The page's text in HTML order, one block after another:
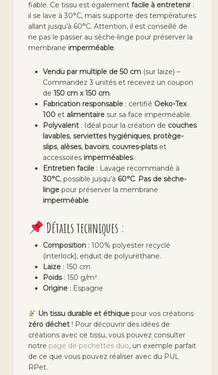
fiable. Ce tissu est égalementfacile à entretenir:
il se lave à 30°C, mais supporte des températures
allant jusqu’à 60°C. Attention, il est conseillé de
ne pas le passer au sèche-linge pour préserver la
membrane imperméable.
Vendu par multiple de 50 cm (sur laize) –
Commandez 3 unités et recevez un coupon
de150 cm x 150 cm.
Fabrication responsable : certifié Oeko-Tex
100 et alimentaire sur sa face imperméable.
Polyvalent : Idéal pour la création de couches
lavables,serviettes hygiéniques,protège-
slips, alèses, bavoirs, couvres-platset
accessoires imperméables.
Entretien facile : Lavage recommandé à
30°C, possible jusqu’à 60°C. Pas de sèche-
linge pour préserver la membrane
imperméable.
Détails techniques :
Composition : 100% polyester recyclé
(interlock), enduit de polyuréthane.
Laize : 150 cm
Poids: 150 g/m²
Origine : Espagne
Un tissu durable et éthique pour vos créations
zéro déchet ! Pour découvrir des idées de
créations avec ce tissu, vous pouvez consulter
notre page de pochettes duo, un exemple parfait
de ce que vous pouvez réaliser avec du PUL
RPet.